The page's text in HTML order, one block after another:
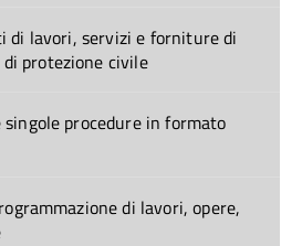
di lavori, servizi e forniture di
protezione civile
procedure in formato
di lavori, opere,